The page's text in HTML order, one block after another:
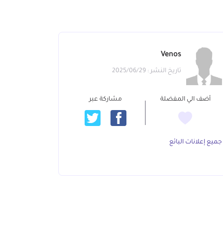
Venos
تاريخ النشر : 2025/06/29
أضف الي المفضلة مشاركة عبر
جميع إعلانات البائع